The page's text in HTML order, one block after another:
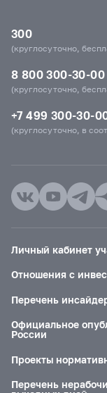
300
(круглосуточно,
8 800 300-30-00
(круглосуточно,
+7 499 300-30-
(круглосуточно, в
Личный кабинет
Отношения с
Перечень
Официальное
России
Проекты
Перечень